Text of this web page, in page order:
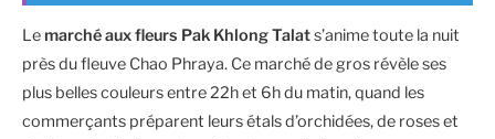
Le marché aux fleurs Pak Khlong Talats’anime toute la nuit
près du fleuve Chao Phraya. Ce marché de gros révèle ses
plus belles couleurs entre 22h et 6h du matin, quand les
commerçants préparent leurs étals d’orchidées, de roses et